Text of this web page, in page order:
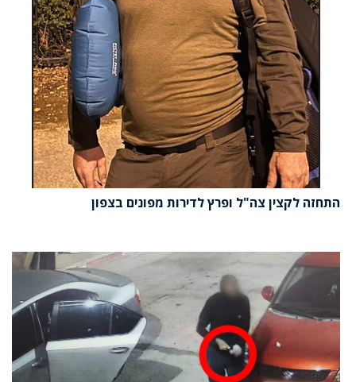
התחזה לקצין צה"ל ופרץ לדירות מפונים בצפון